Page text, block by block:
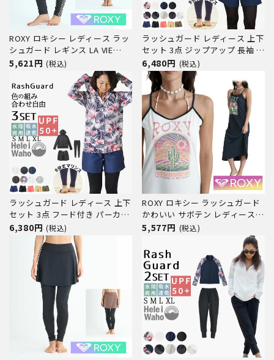
ROXY ロキシー レディース ラッ
シュガード レギンス LA VIE
LEGGINGS RLY252023 水陸両用
体型カバー UVカット 水着 スイ
ムレギンス トレンカ サーフパン
ツ サーフ サーフィン ブランド
5,621円 (税込)
ラッシュガード レディース 上下
セット 3点 ジップアップ 長袖 フ
ードなし レギンス サーフパンツ
水着 30代 40代 50代 体型カバー
ゆったり UVカット 水陸両用 プ
ール 海 ランニング ヨガ 接触冷
感 ヘレイワホ 運
6,480円 (税込)
ラッシュガード レディース 上下
セット 3点 フード付き パーカー
フーディー 長袖 レギンス サー
フパンツ 水着 30代 40代 50代
体型カバー ゆったり UVカット
水陸両用 プール 海 ランニング
ヨガ 接触冷感 ヘレイ
6,380円 (税込)
ROXY ロキシー ラッシュガード
かわいい サボテン レディース
uvガード uvカット ワンピース
体型カバー カバーアップ 水陸両
用 プール RLY242016
SUCCULENT PARADISE DRESS
5,577円 (税込)